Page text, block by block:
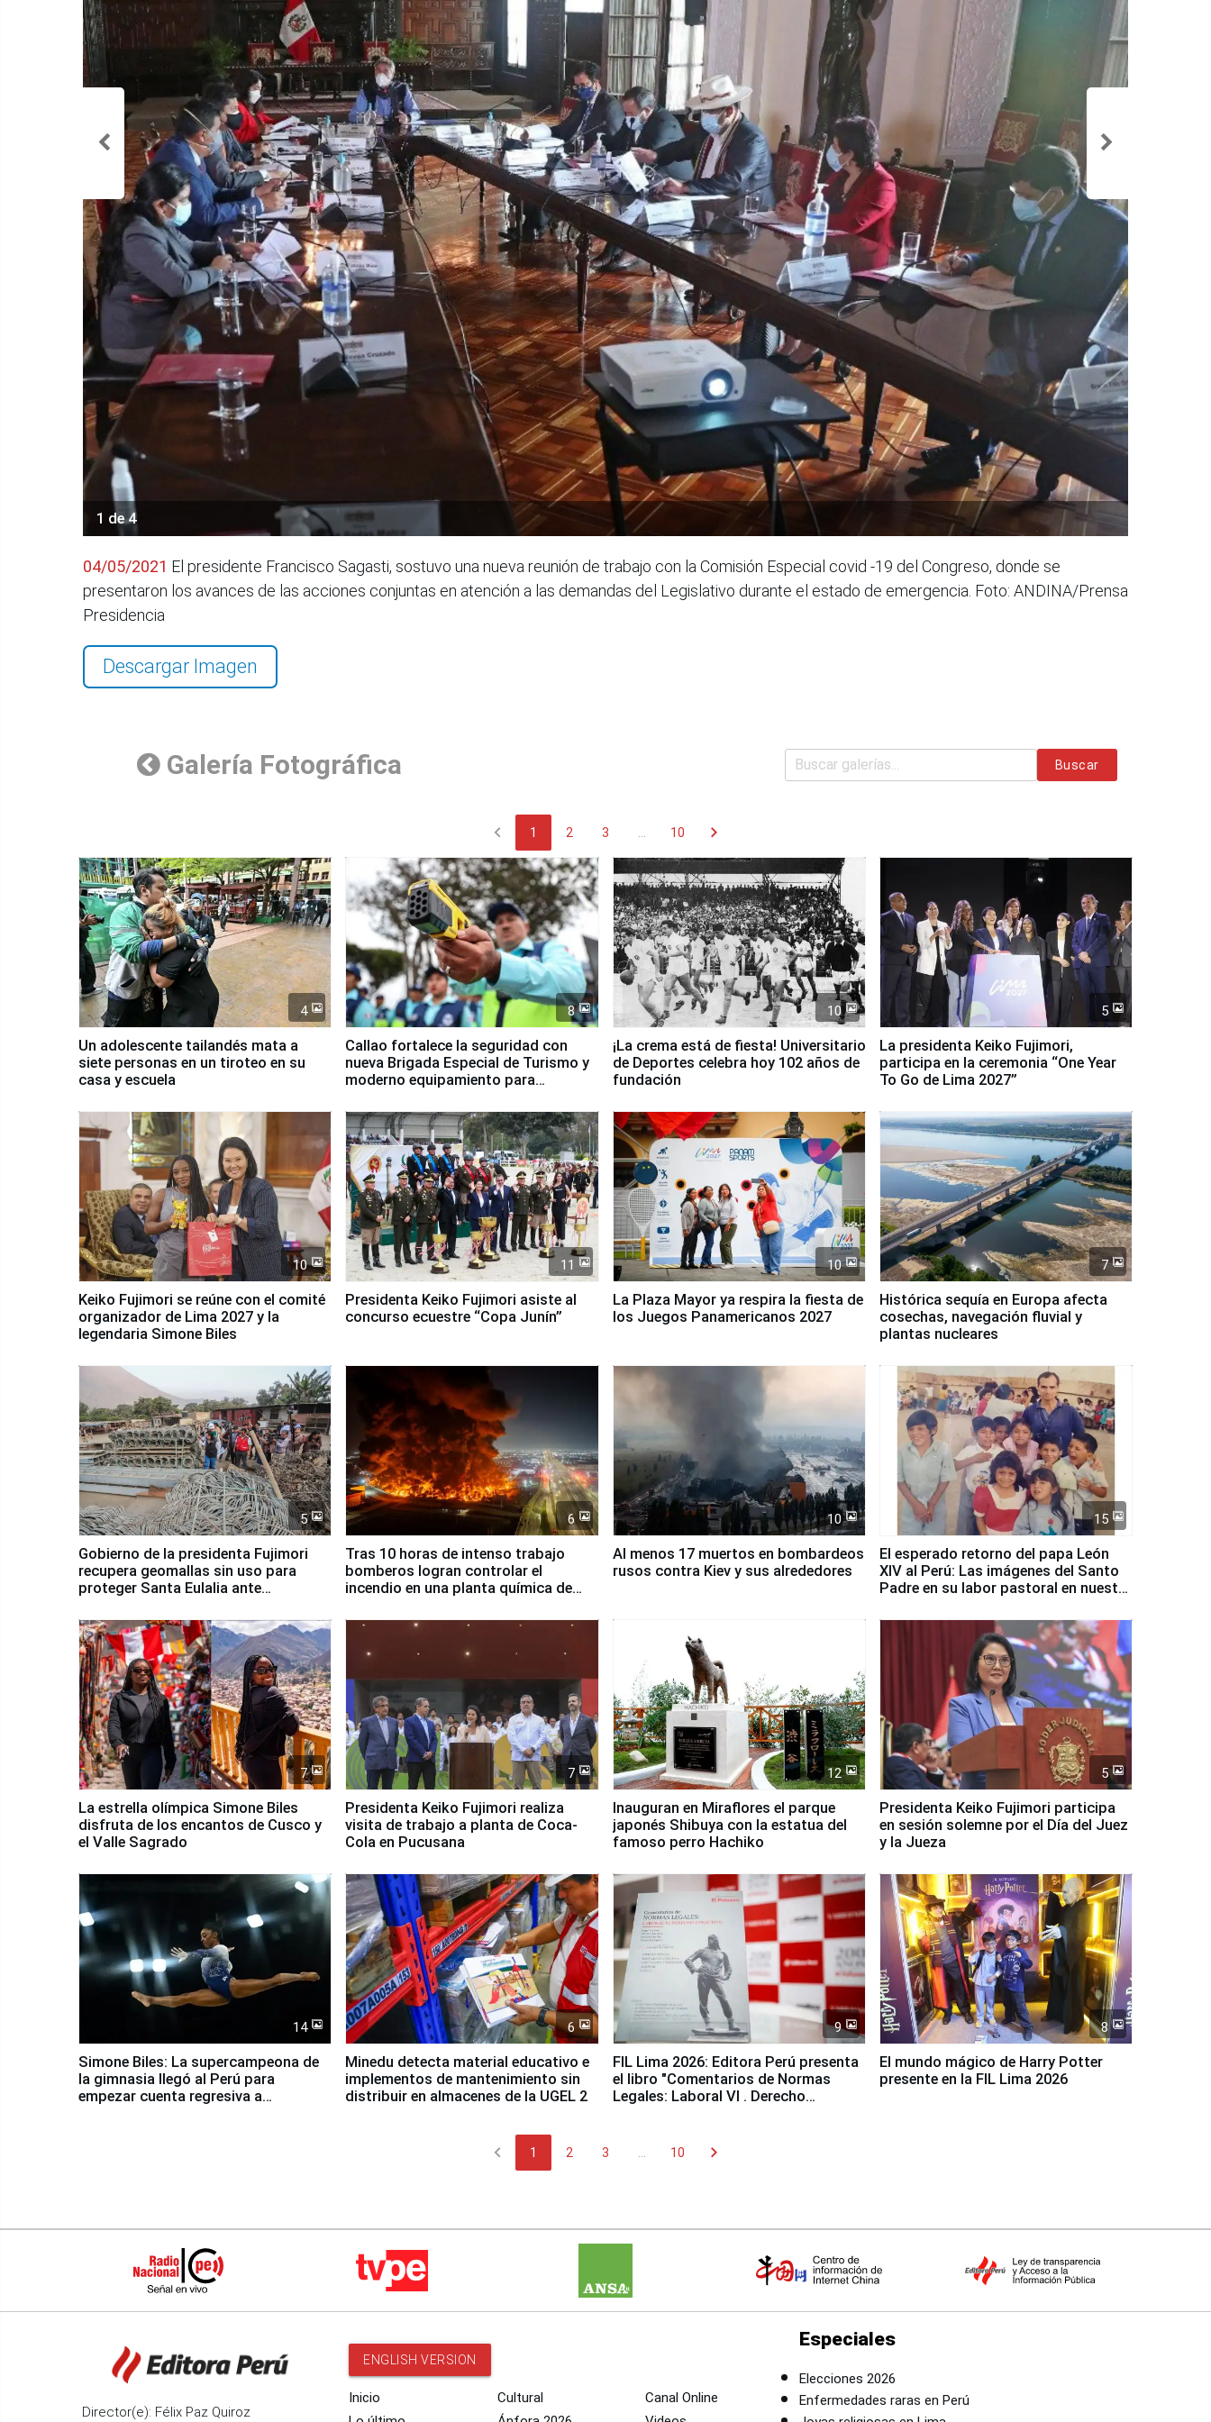
1 de 4
04/05/2021 El presidente Francisco Sagasti, sostuvo una nueva reunión de trabajo con la Comisión Especial covid -19 del Congreso, donde se
presentaron los avances de las acciones conjuntas en atención a las demandas del Legislativo durante el estado de emergencia. Foto: ANDINA/Prensa
Presidencia
Descargar Imagen
Galería Fotográfica Buscar
chevron_left 1 2 3 10 chevron_right
4
Un adolescente tailandés mata a
siete personas en un tiroteo en su
casa y escuela
8
Callao fortalece la seguridad con
nueva Brigada Especial de Turismo y
moderno equipamiento para
10
¡La crema está de fiesta! Universitario
de Deportes celebra hoy 102 años de
fundación
5
La presidenta Keiko Fujimori,
participa en la ceremonia “One Year
To Go de Lima 2027”
10
Keiko Fujimori se reúne con el comité
organizador de Lima 2027 y la
legendaria Simone Biles
11
Presidenta Keiko Fujimori asiste al
concurso ecuestre “Copa Junín”
10
La Plaza Mayor ya respira la fiesta de
los Juegos Panamericanos 2027
7
Histórica sequía en Europa afecta
cosechas, navegación fluvial y
plantas nucleares
5
Gobierno de la presidenta Fujimori
recupera geomallas sin uso para
proteger Santa Eulalia ante
6
Tras 10 horas de intenso trabajo
bomberos logran controlar el
incendio en una planta química de
10
Al menos 17 muertos en bombardeos
rusos contra Kiev y sus alrededores
15
El esperado retorno del papa León
XIV al Perú: Las imágenes del Santo
Padre en su labor pastoral en nuestro
7
La estrella olímpica Simone Biles
disfruta de los encantos de Cusco y
el Valle Sagrado
7
Presidenta Keiko Fujimori realiza
visita de trabajo a planta de Coca-
Cola en Pucusana
12
Inauguran en Miraflores el parque
japonés Shibuya con la estatua del
famoso perro Hachiko
5
Presidenta Keiko Fujimori participa
en sesión solemne por el Día del Juez
y la Jueza
14
Simone Biles: La supercampeona de
la gimnasia llegó al Perú para
empezar cuenta regresiva a
6
Minedu detecta material educativo e
implementos de mantenimiento sin
distribuir en almacenes de la UGEL 2
9
FIL Lima 2026: Editora Perú presenta
el libro "Comentarios de Normas
Legales: Laboral Vl . Derecho
8
El mundo mágico de Harry Potter
presente en la FIL Lima 2026
chevron_left 1 2 3 10 chevron_right
Director(e): Félix Paz Quiroz
ENGLISH VERSION
Inicio
Cultural
Canal Online
Especiales
Elecciones 2026
Enfermedades raras en Perú